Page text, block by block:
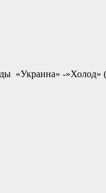
«Украина» -